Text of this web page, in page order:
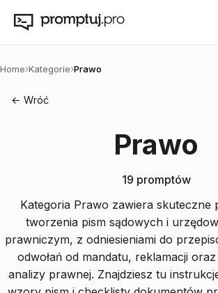
Home›Kategorie›Prawo
← Wróć
Prawo
19 promptów
Kategoria Prawo zawiera skuteczne
tworzenia pism sądowych i
prawniczym, z odniesieniami do
odwołań od mandatu, reklamacji
analizy prawnej. Znajdziesz tu